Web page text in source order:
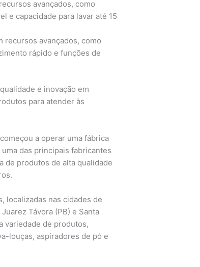
avançados, como
e capacidade para lavar até 15
recursos avançados, como
rápido e funções de
e inovação em
para atender às
a operar uma fábrica
das principais fabricantes
de produtos de alta qualidade
localizadas nas cidades de
Távora (PB) e Santa
variedade de produtos,
louças, aspiradores de pó e